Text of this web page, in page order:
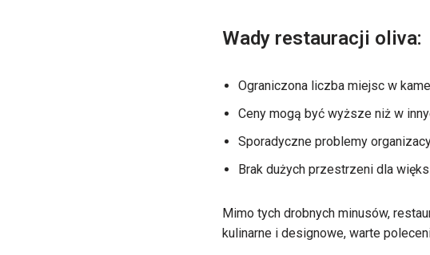
Wady restauracji oliva:
Ograniczona liczba miejsc w
Ceny mogą być wyższe niż w
Sporadyczne problemy
Brak dużych przestrzeni dla
Mimo tych drobnych minusów,
kulinarne i designowe, warte